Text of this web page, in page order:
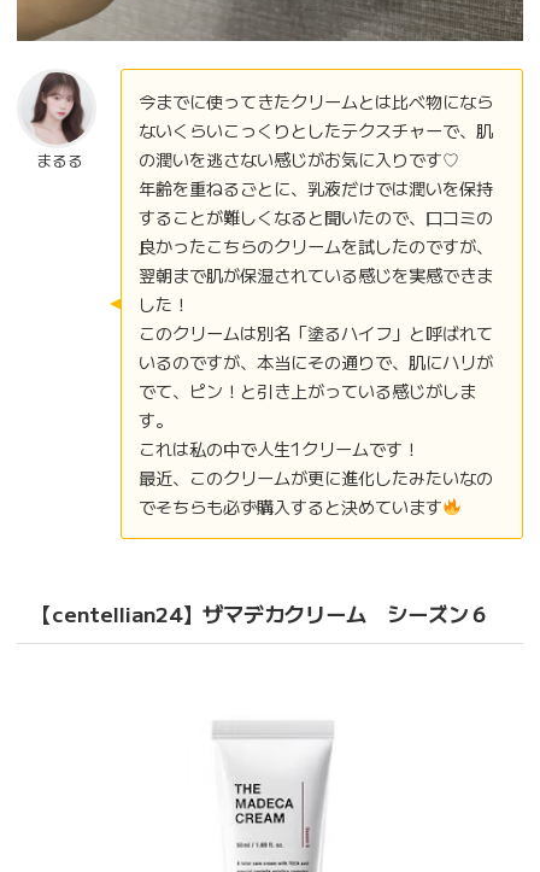
まるる
今までに使ってきたクリームとは比べ物になら
ないくらいこっくりとしたテクスチャーで、肌
の潤いを逃さない感じがお気に入りです♡
年齢を重ねるごとに、乳液だけでは潤いを保持
することが難しくなると聞いたので、口コミの
良かったこちらのクリームを試したのですが、
翌朝まで肌が保湿されている感じを実感できま
した！
このクリームは別名「塗るハイフ」と呼ばれて
いるのですが、本当にその通りで、肌にハリが
でて、ピン！と引き上がっている感じがしま
す。
これは私の中で人生1クリームです！
最近、このクリームが更に進化したみたいなの
でそちらも必ず購入すると決めています
【centellian24】ザマデカクリーム シーズン６